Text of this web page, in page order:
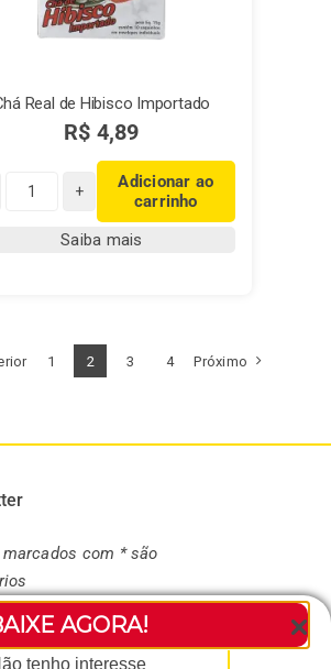
AGORA!
tenho interesse
quantidade
Real de Hibisco Importado
R$ 4,89
Chá
Real
quantidade
Adicionar ao
carrinho
Saiba mais
1 2 3 4 Próximo
marcados com * são